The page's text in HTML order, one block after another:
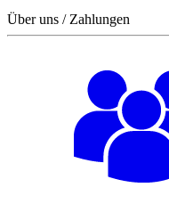
Über uns / Zahlungen